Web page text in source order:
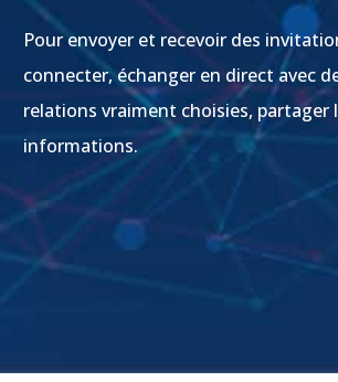
Pour envoyer et recevoir des
connecter, échanger en direct avec
relations vraiment choisies, partager
informations.